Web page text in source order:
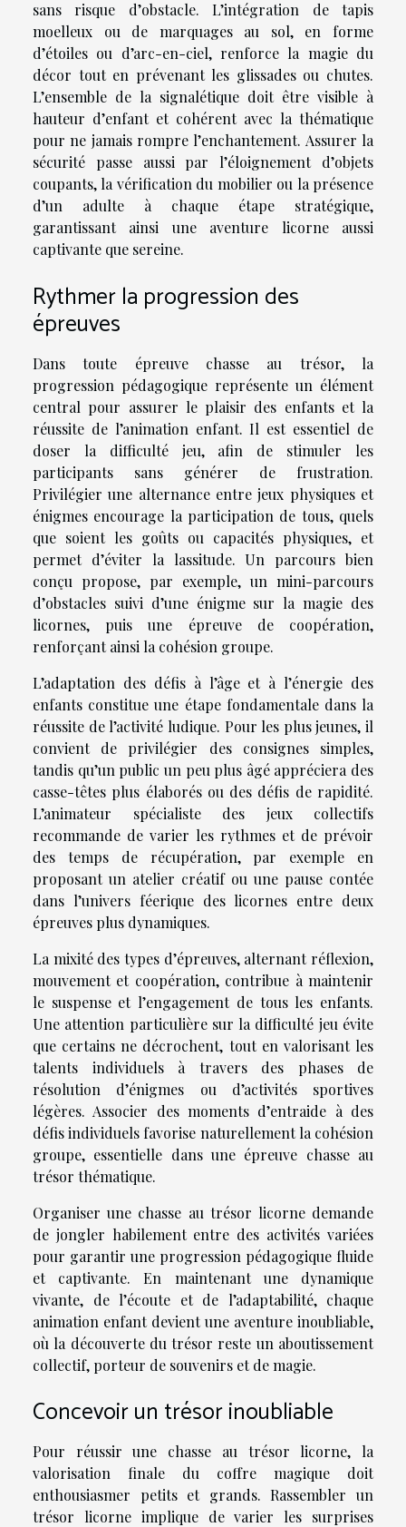
sans risque d’obstacle. L’intégration de tapis
moelleux ou de marquages au sol, en forme
d’étoiles ou d’arc-en-ciel, renforce la magie du
décor tout en prévenant les glissades ou chutes.
L’ensemble de la signalétique doit être visible à
hauteur d’enfant et cohérent avec la thématique
pour ne jamais rompre l’enchantement. Assurer la
sécurité passe aussi par l’éloignement d’objets
coupants, la vérification du mobilier ou la présence
d’un adulte à chaque étape stratégique,
garantissant ainsi une aventure licorne aussi
captivante que sereine.
Rythmer la progression des
épreuves
Dans toute épreuve chasse au trésor, la
progression pédagogique représente un élément
central pour assurer le plaisir des enfants et la
réussite de l’animation enfant. Il est essentiel de
doser la difficulté jeu, afin de stimuler les
participants sans générer de frustration.
Privilégier une alternance entre jeux physiques et
énigmes encourage la participation de tous, quels
que soient les goûts ou capacités physiques, et
permet d’éviter la lassitude. Un parcours bien
conçu propose, par exemple, un mini-parcours
d’obstacles suivi d’une énigme sur la magie des
licornes, puis une épreuve de coopération,
renforçant ainsi la cohésion groupe.
L’adaptation des défis à l’âge et à l’énergie des
enfants constitue une étape fondamentale dans la
réussite de l’activité ludique. Pour les plus jeunes, il
convient de privilégier des consignes simples,
tandis qu’un public un peu plus âgé appréciera des
casse-têtes plus élaborés ou des défis de rapidité.
L’animateur spécialiste des jeux collectifs
recommande de varier les rythmes et de prévoir
des temps de récupération, par exemple en
proposant un atelier créatif ou une pause contée
dans l’univers féerique des licornes entre deux
épreuves plus dynamiques.
La mixité des types d’épreuves, alternant réflexion,
mouvement et coopération, contribue à maintenir
le suspense et l’engagement de tous les enfants.
Une attention particulière sur la difficulté jeu évite
que certains ne décrochent, tout en valorisant les
talents individuels à travers des phases de
résolution d’énigmes ou d’activités sportives
légères. Associer des moments d’entraide à des
défis individuels favorise naturellement la cohésion
groupe, essentielle dans une épreuve chasse au
trésor thématique.
Organiser une chasse au trésor licorne demande
de jongler habilement entre des activités variées
pour garantir une progression pédagogique fluide
et captivante. En maintenant une dynamique
vivante, de l’écoute et de l’adaptabilité, chaque
animation enfant devient une aventure inoubliable,
où la découverte du trésor reste un aboutissement
collectif, porteur de souvenirs et de magie.
Concevoir un trésor inoubliable
Pour réussir une chasse au trésor licorne, la
valorisation finale du coffre magique doit
enthousiasmer petits et grands. Rassembler un
trésor licorne implique de varier les surprises